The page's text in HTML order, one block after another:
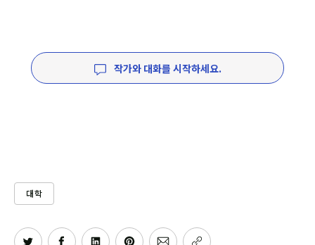
작가와 대화를 시작하세요.
대학